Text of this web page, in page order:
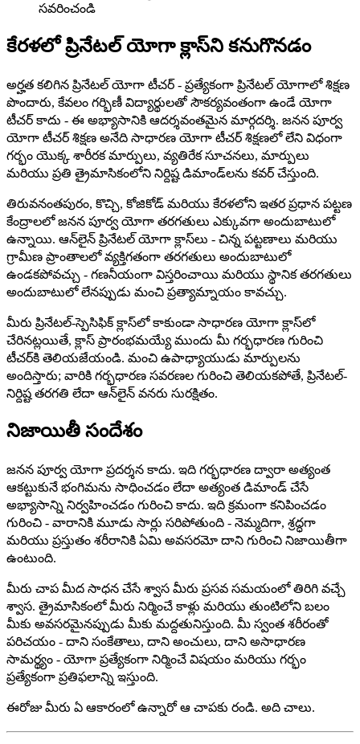
సవరించండి
కేరళలో ప్రినేటల్ యోగా క్లాస్‌ని కనుగొనడం
అర్హత కలిగిన ప్రినేటల్ యోగా టీచర్ - ప్రత్యేకంగా ప్రినేటల్ యోగాలో శిక్షణ
పొందారు, కేవలం గర్భిణీ విద్యార్థులతో సౌకర్యవంతంగా ఉండే యోగా
టీచర్ కాదు - ఈ అభ్యాసానికి ఆదర్శవంతమైన మార్గదర్శి. జనన పూర్వ
యోగా టీచర్ శిక్షణ అనేది సాధారణ యోగా టీచర్ శిక్షణలో లేని విధంగా
గర్భం యొక్క శారీరక మార్పులు, వ్యతిరేక సూచనలు, మార్పులు
మరియు ప్రతి త్రైమాసికంలోని నిర్దిష్ట డిమాండ్‌లను కవర్ చేస్తుంది.
తిరువనంతపురం, కొచ్చి, కోజికోడ్ మరియు కేరళలోని ఇతర ప్రధాన పట్టణ
కేంద్రాలలో జనన పూర్వ యోగా తరగతులు ఎక్కువగా అందుబాటులో
ఉన్నాయి. ఆన్‌లైన్ ప్రినేటల్ యోగా క్లాస్‌లు - చిన్న పట్టణాలు మరియు
గ్రామీణ ప్రాంతాలలో వ్యక్తిగతంగా తరగతులు అందుబాటులో
ఉండకపోవచ్చు - గణనీయంగా విస్తరించాయి మరియు స్థానిక తరగతులు
అందుబాటులో లేనప్పుడు మంచి ప్రత్యామ్నాయం కావచ్చు.
మీరు ప్రినేటల్-స్పెసిఫిక్ క్లాస్‌లో కాకుండా సాధారణ యోగా క్లాస్‌లో
చేరినట్లయితే, క్లాస్ ప్రారంభమయ్యే ముందు మీ గర్భధారణ గురించి
టీచర్‌కి తెలియజేయండి. మంచి ఉపాధ్యాయుడు మార్పులను
అందిస్తారు; వారికి గర్భధారణ సవరణల గురించి తెలియకపోతే, ప్రినేటల్-
నిర్దిష్ట తరగతి లేదా ఆన్‌లైన్ వనరు సురక్షితం.
నిజాయితీ సందేశం
జనన పూర్వ యోగా ప్రదర్శన కాదు. ఇది గర్భధారణ ద్వారా అత్యంత
ఆకట్టుకునే భంగిమను సాధించడం లేదా అత్యంత డిమాండ్ చేసే
అభ్యాసాన్ని నిర్వహించడం గురించి కాదు. ఇది క్రమంగా కనిపించడం
గురించి - వారానికి మూడు సార్లు సరిపోతుంది - నెమ్మదిగా, శ్రద్ధగా
మరియు ప్రస్తుతం శరీరానికి ఏమి అవసరమో దాని గురించి నిజాయితీగా
ఉంటుంది.
మీరు చాప మీద సాధన చేసే శ్వాస మీరు ప్రసవ సమయంలో తిరిగి వచ్చే
శ్వాస. త్రైమాసికంలో మీరు నిర్మించే కాళ్లు మరియు తుంటిలోని బలం
మీకు అవసరమైనప్పుడు మీకు మద్దతునిస్తుంది. మీ స్వంత శరీరంతో
పరిచయం - దాని సంకేతాలు, దాని అంచులు, దాని అసాధారణ
సామర్థ్యం - యోగా ప్రత్యేకంగా నిర్మించే విషయం మరియు గర్భం
ప్రత్యేకంగా ప్రతిఫలాన్ని ఇస్తుంది.
ఈరోజు మీరు ఏ ఆకారంలో ఉన్నారో ఆ చాపకు రండి. అది చాలు.